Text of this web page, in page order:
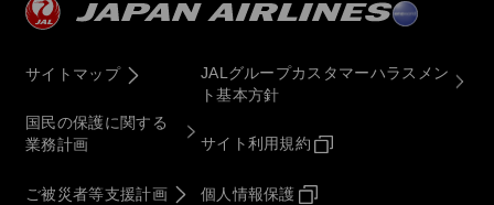
サイトマップ
国民の保護に関する
業務計画
ご被災者等支援計画
JALグループカスタマーハラスメン
ト基本方針
サイト利用規約
個人情報保護